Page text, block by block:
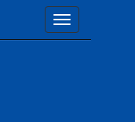
Toggle